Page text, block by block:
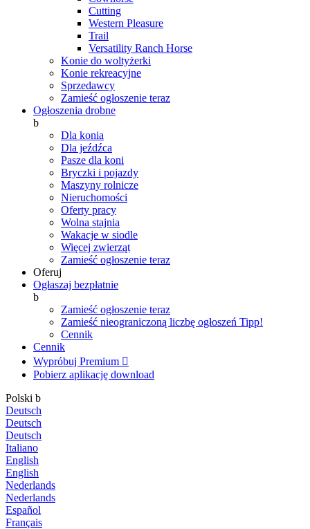
Cutting
Western Pleasure
Trail
Versatility Ranch Horse
Konie do woltyżerki
Konie rekreacyjne
Sprzedawcy
Zamieść ogłoszenie teraz
Ogłoszenia drobne
b
Dla konia
Dla jeźdźca
Pasze dla koni
Bryczki i pojazdy
Maszyny rolnicze
Nieruchomości
Oferty pracy
Wolna stajnia
Wakacje w siodle
Więcej zwierząt
Zamieść ogłoszenie teraz
Oferuj
Ogłaszaj bezpłatnie
b
Zamieść ogłoszenie teraz
Zamieść nieograniczoną liczbę ogłoszeń Tipp!
Cennik
Cennik
Wypróbuj Premium 
Pobierz aplikację download
Polski b
Deutsch
Deutsch
Deutsch
Italiano
English
English
Nederlands
Nederlands
Español
Français